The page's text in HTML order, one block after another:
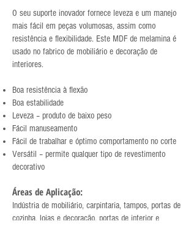
O seu suporte inovador fornece leveza e um manejo
mais fácil em peças volumosas, assim como
resistência e flexibilidade. Este MDF de melamina é
usado no fabrico de mobiliário e decoração de
interiores.
Boa resistência à flexão
Boa estabilidade
Leveza – produto de baixo peso
Fácil manuseamento
Fácil de trabalhar e óptimo comportamento no corte
Versátil – permite qualquer tipo de revestimento
decorativo
Áreas de Aplicação:
Indústria de mobiliário, carpintaria, tampos, portas de
cozinha, lojas e decoração, portas de interior e